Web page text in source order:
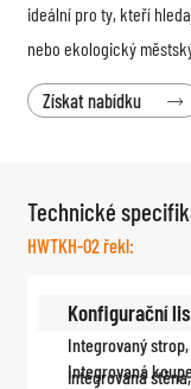
ideální pro ty, kteří
nebo ekologický
Získat nabídku 
Technické
HWTKH-02 řekl:
Konfigurační
Integrovaný strop,
integrovaná stěna,
Integrovaná